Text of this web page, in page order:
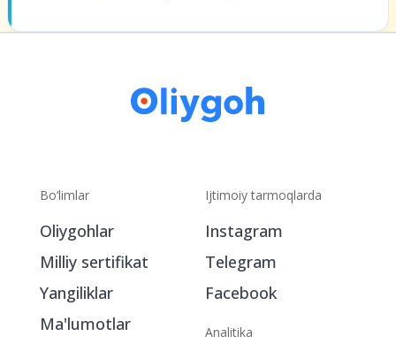
Bo‘limlar
Oliygohlar
Milliy sertifikat
Yangiliklar
Ma'lumotlar
Ijtimoiy tarmoqlarda
Instagram
Telegram
Facebook
Analitika